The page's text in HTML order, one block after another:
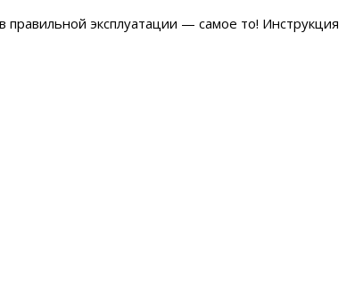
эксплуатации — самое то! Инструкция